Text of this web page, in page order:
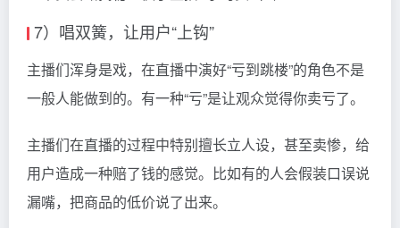
7）唱双簧，让用户“上钩”
主播们浑身是戏，在直播中演好“亏到跳楼”的角色不是
一般人能做到的。有一种“亏”是让观众觉得你卖亏了。
主播们在直播的过程中特别擅长立人设，甚至卖惨，给
用户造成一种赔了钱的感觉。比如有的人会假装口误说
漏嘴，把商品的低价说了出来。